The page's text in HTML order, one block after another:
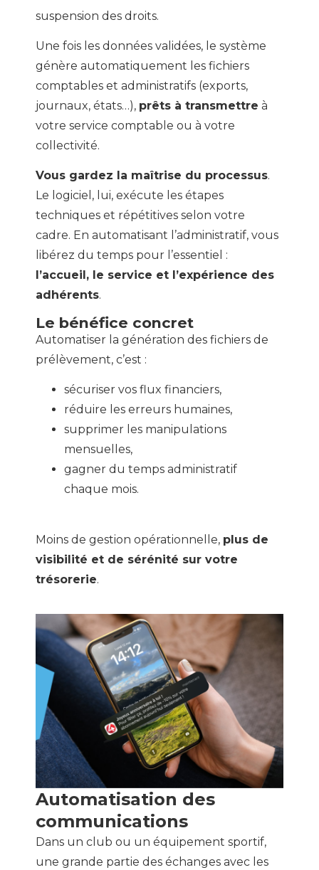
suspension des droits.
Une fois les données validées, le système
génère automatiquement les fichiers
comptables et administratifs (exports,
journaux, états…), prêts à transmettre à
votre service comptable ou à votre
collectivité.
Vous gardez la maîtrise du processus.
Le logiciel, lui, exécute les étapes
techniques et répétitives selon votre
cadre. En automatisant l’administratif, vous
libérez du temps pour l’essentiel :
l’accueil, le service et l’expérience des
adhérents.
Le bénéfice concret
Automatiser la génération des fichiers de
prélèvement, c’est :
sécuriser vos flux financiers,
réduire les erreurs humaines,
supprimer les manipulations
mensuelles,
gagner du temps administratif
chaque mois.
Moins de gestion opérationnelle, plus de
visibilité et de sérénité sur votre
trésorerie.
Automatisation des
communications
Dans un club ou un équipement sportif,
une grande partie des échanges avec les